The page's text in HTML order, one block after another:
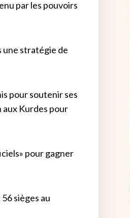
par les pouvoirs
une stratégie de
pour soutenir ses
aux Kurdes pour
pour gagner
sièges au